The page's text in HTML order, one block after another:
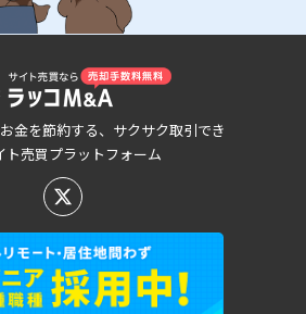
金を節約する、サクサク取引でき
ト売買プラットフォーム